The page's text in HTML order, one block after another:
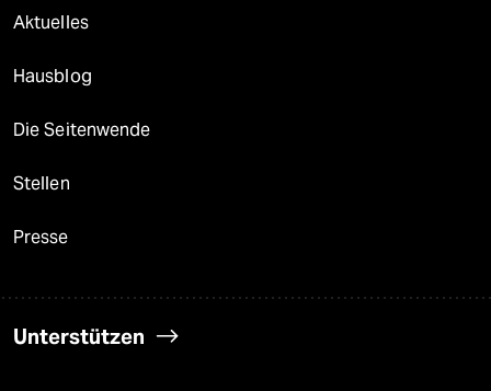
Aktuelles
Hausblog
Die Seitenwende
Stellen
Presse
Unterstützen